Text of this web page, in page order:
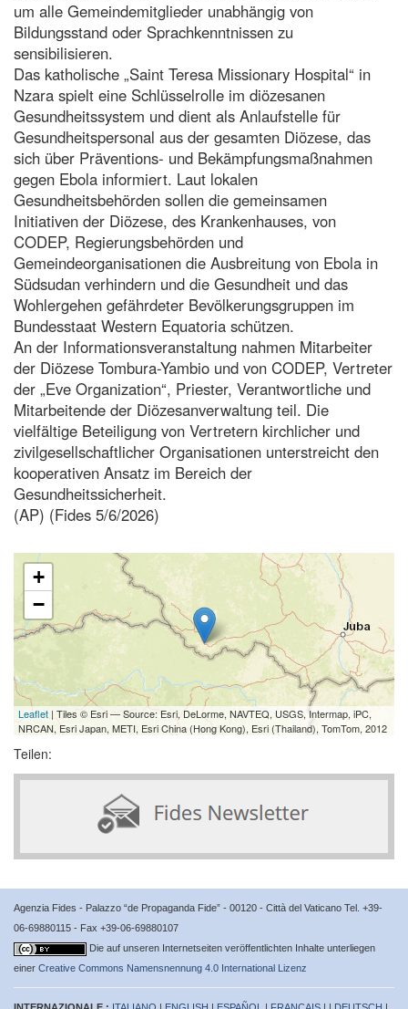
um alle Gemeindemitglieder unabhängig von
Bildungsstand oder Sprachkenntnissen zu
sensibilisieren.
Das katholische „Saint Teresa Missionary Hospital“ in
Nzara spielt eine Schlüsselrolle im diözesanen
Gesundheitssystem und dient als Anlaufstelle für
Gesundheitspersonal aus der gesamten Diözese, das
sich über Präventions- und Bekämpfungsmaßnahmen
gegen Ebola informiert. Laut lokalen
Gesundheitsbehörden sollen die gemeinsamen
Initiativen der Diözese, des Krankenhauses, von
CODEP, Regierungsbehörden und
Gemeindeorganisationen die Ausbreitung von Ebola in
Südsudan verhindern und die Gesundheit und das
Wohlergehen gefährdeter Bevölkerungsgruppen im
Bundesstaat Western Equatoria schützen.
An der Informationsveranstaltung nahmen Mitarbeiter
der Diözese Tombura-Yambio und von CODEP, Vertreter
der „Eve Organization“, Priester, Verantwortliche und
Mitarbeitende der Diözesanverwaltung teil. Die
vielfältige Beteiligung von Vertretern kirchlicher und
zivilgesellschaftlicher Organisationen unterstreicht den
kooperativen Ansatz im Bereich der
Gesundheitssicherheit.
(AP) (Fides 5/6/2026)
+
−
Leaflet | Tiles © Esri — Source: Esri, DeLorme, NAVTEQ, USGS, Intermap, iPC,
NRCAN, Esri Japan, METI, Esri China (Hong Kong), Esri (Thailand), TomTom, 2012
Teilen:
Agenzia Fides - Palazzo “de Propaganda Fide” - 00120 - Città del Vaticano Tel. +39-
06-69880115 - Fax +39-06-69880107
Die auf unseren Internetseiten veröffentlichten Inhalte unterliegen
einer Creative Commons Namensnennung 4.0 International Lizenz